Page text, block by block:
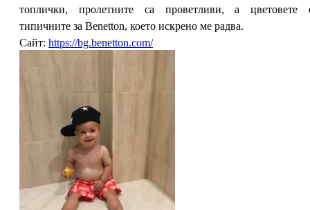
топлички, пролетните са проветливи, а цветовете
типичните за Benetton, което искрено ме радва.
Сайт: https://bg.benetton.com/